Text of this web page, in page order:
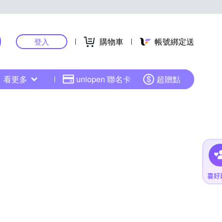
登入 購物車 帳號綁定送
看更多 uniopen 聯名卡 超贈點